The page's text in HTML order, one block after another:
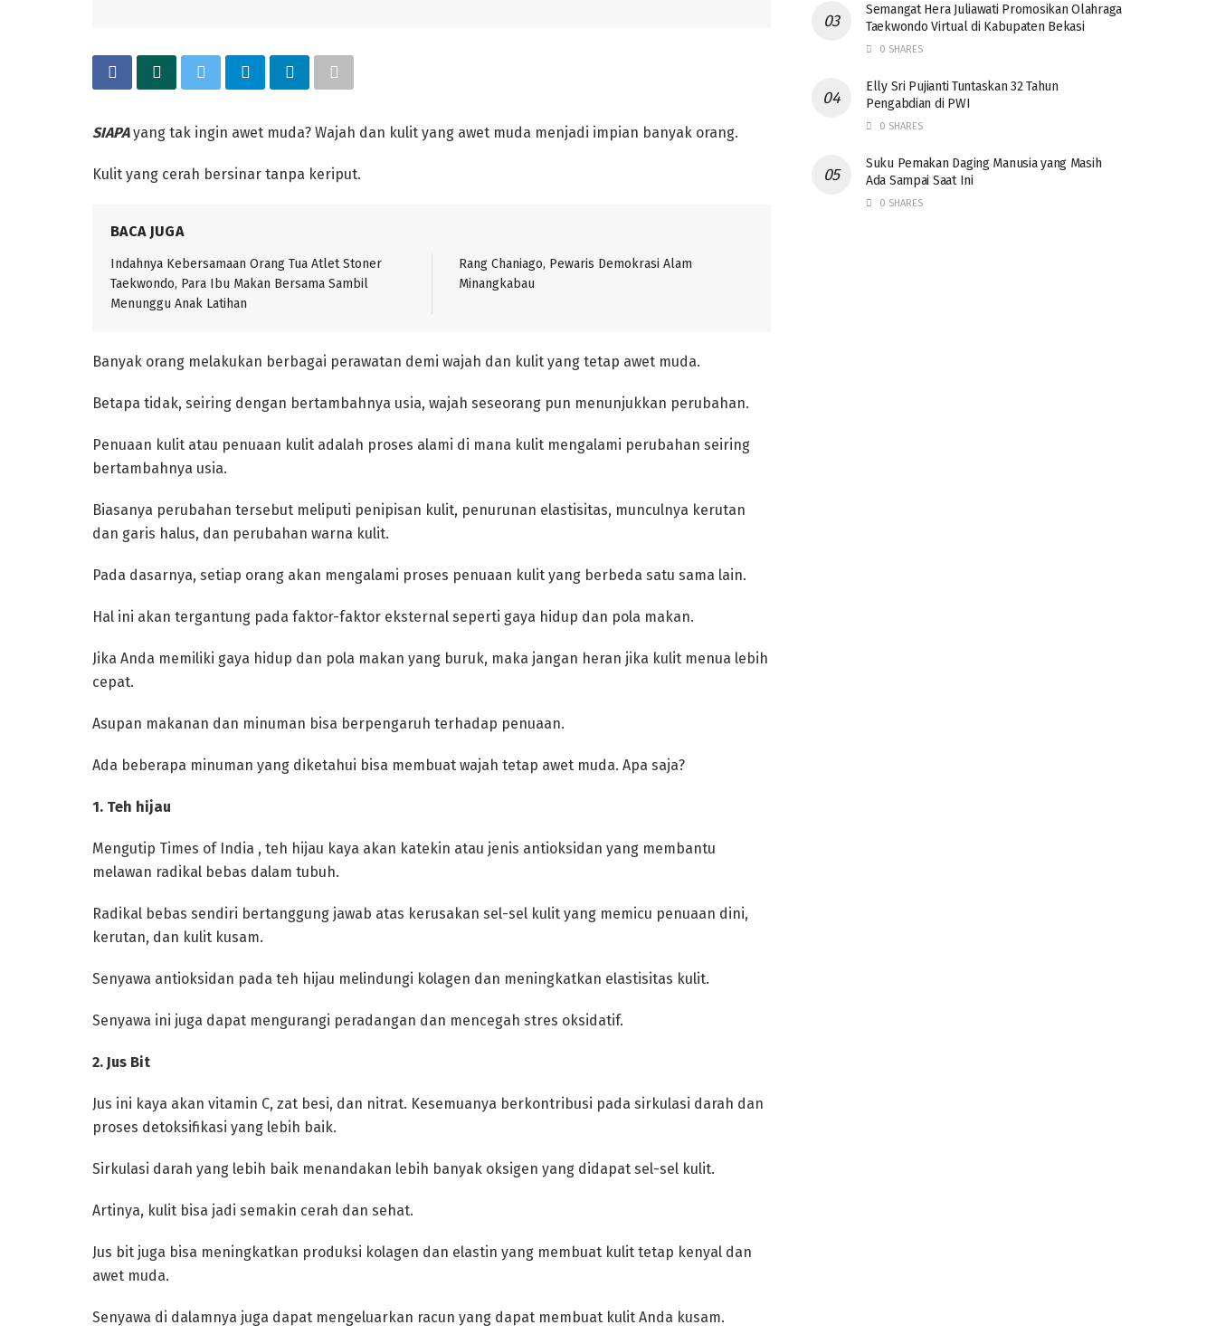
SIAPAyang tak ingin awet muda? Wajah dan kulit yang awet muda menjadi impian banyak orang.
Kulit yang cerah bersinar tanpa keriput.
BACA JUGA
Indahnya Kebersamaan Orang Tua Atlet Stoner
Taekwondo, Para Ibu Makan Bersama Sambil
Menunggu Anak Latihan
Rang Chaniago, Pewaris Demokrasi Alam
‎Banyak orang melakukan berbagai perawatan demi wajah dan kulit yang tetap awet muda.
Betapa tidak, seiring dengan bertambahnya usia, wajah seseorang pun menunjukkan perubahan.
‎Penuaan kulit atau penuaan kulit adalah proses alami di mana kulit mengalami perubahan seiring
bertambahnya usia.
Biasanya perubahan tersebut meliputi penipisan kulit, penurunan elastisitas, munculnya kerutan
dan garis halus, dan perubahan warna kulit.
‎Pada dasarnya, setiap orang akan mengalami proses penuaan kulit yang berbeda satu sama lain.
Hal ini akan tergantung pada faktor-faktor eksternal seperti gaya hidup dan pola makan.
Jika Anda memiliki gaya hidup dan pola makan yang buruk, maka jangan heran jika kulit menua lebih
cepat.
‎Asupan makanan dan minuman bisa berpengaruh terhadap penuaan.
Ada beberapa minuman yang diketahui bisa membuat wajah tetap awet muda. Apa saja?
‎1. Teh hijau
‎Mengutip Times of India , teh hijau kaya akan katekin atau jenis antioksidan yang membantu
melawan radikal bebas dalam tubuh.
Radikal bebas sendiri bertanggung jawab atas kerusakan sel-sel kulit yang memicu penuaan dini,
kerutan, dan kulit kusam.
‎Senyawa antioksidan pada teh hijau melindungi kolagen dan meningkatkan elastisitas kulit.
Senyawa ini juga dapat mengurangi peradangan dan mencegah stres oksidatif.
‎2. Jus Bit
‎Jus ini kaya akan vitamin C, zat besi, dan nitrat. Kesemuanya berkontribusi pada sirkulasi darah dan
proses detoksifikasi yang lebih baik.
‎Sirkulasi darah yang lebih baik menandakan lebih banyak oksigen yang didapat sel-sel kulit.
Artinya, kulit bisa jadi semakin cerah dan sehat.
‎Jus bit juga bisa meningkatkan produksi kolagen dan elastin yang membuat kulit tetap kenyal dan
awet muda.
Senyawa di dalamnya juga dapat mengeluarkan racun yang dapat membuat kulit Anda kusam.
Semangat Hera Juliawati Promosikan Olahraga
Taekwondo Virtual di Kabupaten Bekasi
0 SHARES
Elly Sri Pujianti Tuntaskan 32 Tahun
Pengabdian di PWI
0 SHARES
‎Suku Pemakan Daging Manusia yang Masih
Ada Sampai Saat Ini
0 SHARES